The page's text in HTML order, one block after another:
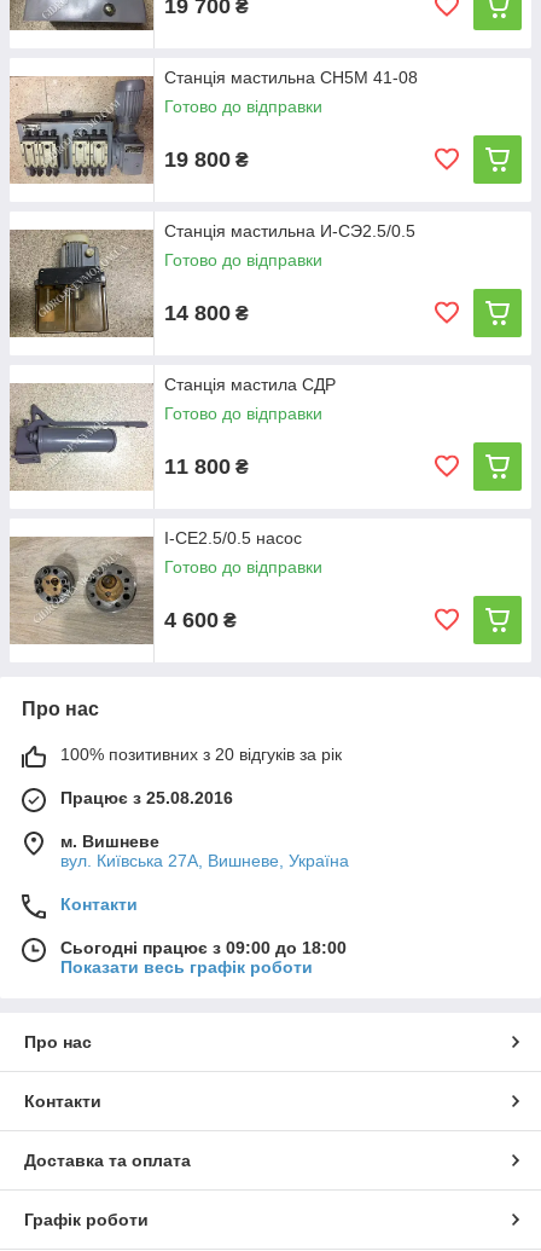
19 700 ₴
Станція мастильна СН5М 41-08
Готово до відправки
19 800 ₴
Станція мастильна И-СЭ2.5/0.5
Готово до відправки
14 800 ₴
Станція мастила СДР
Готово до відправки
11 800 ₴
І-СЕ2.5/0.5 насос
Готово до відправки
4 600 ₴
Про нас
100% позитивних з 20 відгуків за рік
Працює з 25.08.2016
м. Вишневе
вул. Київська 27А, Вишневе, Україна
Контакти
Сьогодні працює з 09:00 до 18:00
Показати весь графік роботи
Про нас
Контакти
Доставка та оплата
Графік роботи